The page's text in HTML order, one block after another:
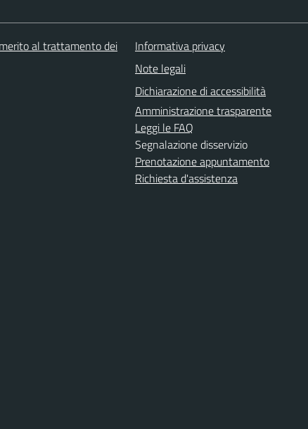
al trattamento dei
Informativa privacy
Note legali
Dichiarazione di accessibilità
Amministrazione trasparente
Leggi le FAQ
Segnalazione disservizio
Prenotazione appuntamento
Richiesta d'assistenza